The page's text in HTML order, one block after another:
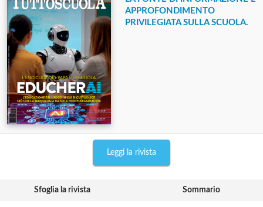
APPROFONDIMENTO
PRIVILEGIATA SULLA SCUOLA.
Leggi la rivista
Sfoglia la rivista Sommario